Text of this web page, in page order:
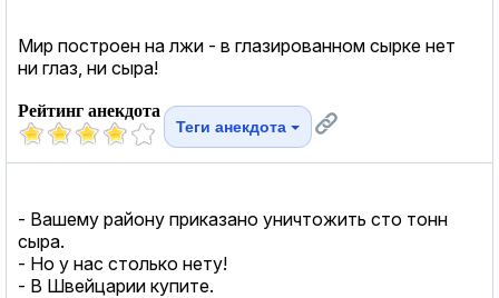
Мир построен на лжи - в глазированном сырке нет
ни глаз, ни сыра!
Рейтинг анекдота
Теги анекдота
- Вашему району приказано уничтожить сто тонн
сыра.
- Но у нас столько нету!
- В Швейцарии купите.